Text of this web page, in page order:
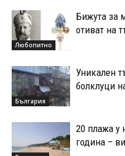
Любопитно
Бижута за
отиват на
България
Уникален
болклуци
20 плажа у
година –